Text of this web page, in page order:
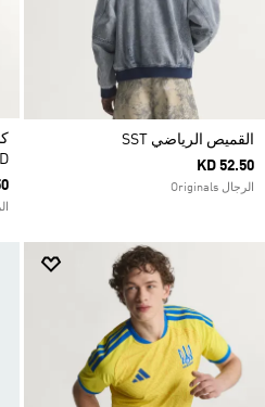
القميص الرياضي SST
KD 52.50
الرجال Originals